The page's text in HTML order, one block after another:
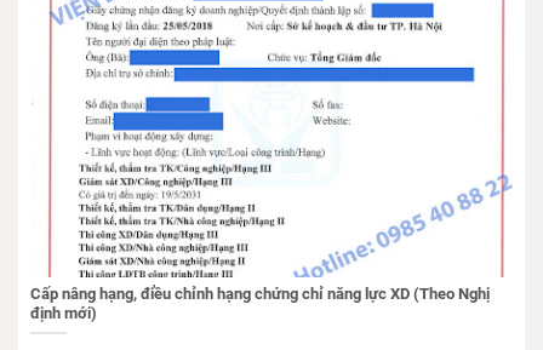
Cấp nâng hạng, điều chỉnh hạng chứng chỉ năng lực XD (Theo Nghị
định mới)